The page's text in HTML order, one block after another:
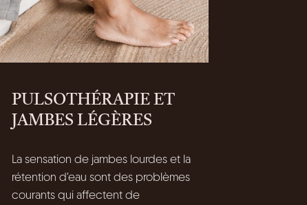
PULSOTHÉRAPIE ET
JAMBES LÉGÈRES
La sensation de jambes lourdes et la
rétention d’eau sont des problèmes
courants qui affectent de